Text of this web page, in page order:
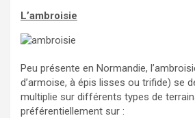
L’ambroisie
Peu présente en Normandie,
d’armoise, à épis lisses ou trifide) se
multiplie sur différents types de
préférentiellement sur :